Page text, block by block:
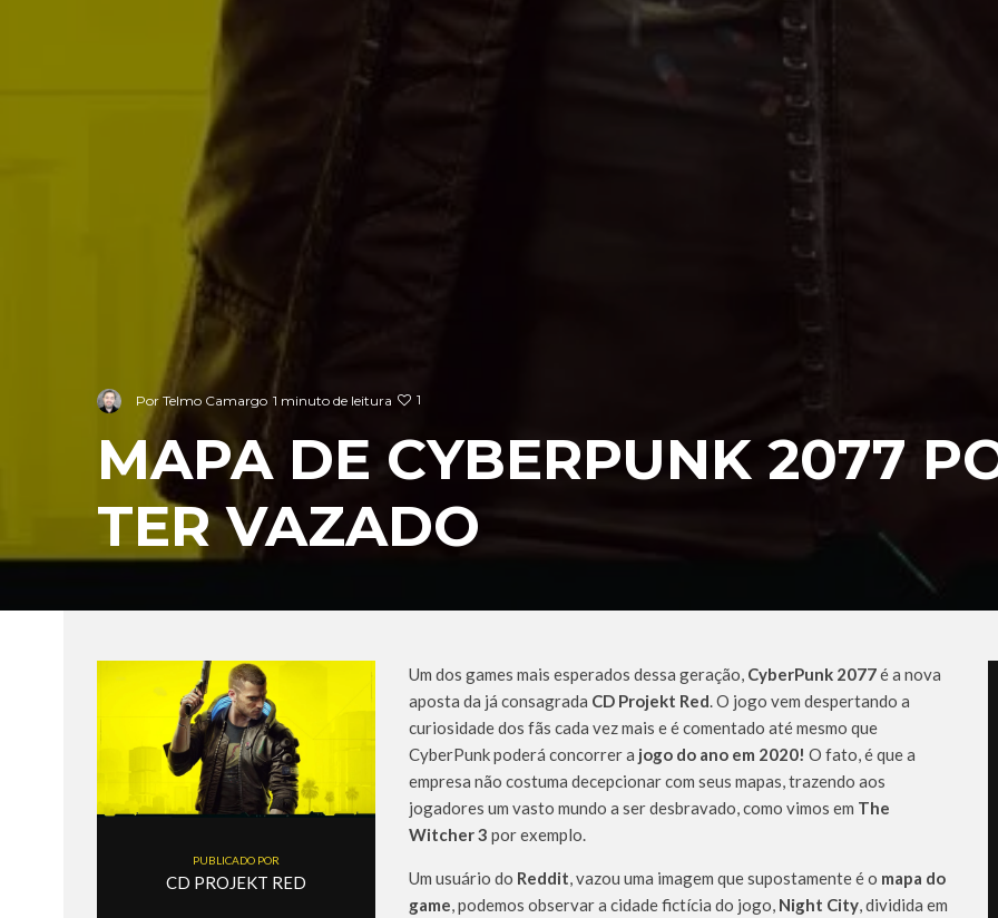
PorTelmo Camargo 1 minuto de leitura 1
MAPA DE CYBERPUNK 2077
TER VAZADO
PUBLICADO POR
CD PROJEKT RED
Um dos games mais esperados dessa geração, CyberPunk 2077é a nova
aposta da já consagrada CD Projekt Red. O jogo vem despertando a
curiosidade dos fãs cada vez mais e é comentado até mesmo que
CyberPunk poderá concorrer a jogo do ano em 2020! O fato, é que a
empresa não costuma decepcionar com seus mapas, trazendo aos
jogadores um vasto mundo a ser desbravado, como vimos em The
Witcher 3 por exemplo.
Um usuário do Reddit, vazou uma imagem que supostamente é o mapa do
game, podemos observar a cidade fictícia do jogo, Night City, dividida em